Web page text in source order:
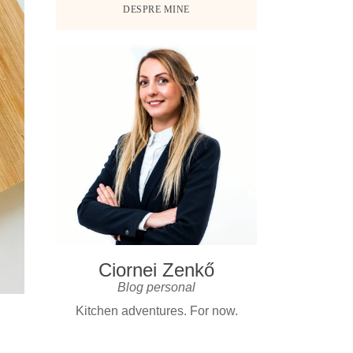
DESPRE MINE
Ciornei Zenkő
Blog personal
Kitchen adventures. For now.